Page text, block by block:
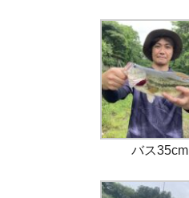
バス35cm